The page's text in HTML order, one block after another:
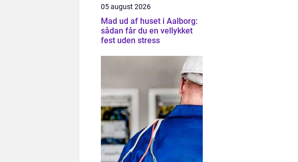
05 august 2026
Mad ud af huset i Aalborg:
sådan får du en vellykket
fest uden stress